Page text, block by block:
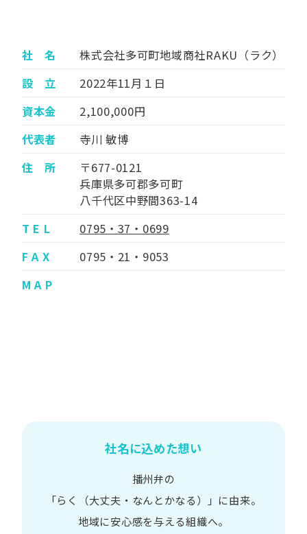
社 名
株式会社多可町地域商社RAKU（ラク）
設 立
2022年11月１日
資本金
2,100,000円
代表者
寺川 敏博
住 所
〒677-0121
兵庫県多可郡多可町
八千代区中野間363-14
T E L
0795・37・0699
F A X
0795・21・9053
M A P
社名に込めた想い
播州弁の
​「らく​（大丈夫・なんとかなる）」に​由来。
地域に​安心感を​与える​組織へ。